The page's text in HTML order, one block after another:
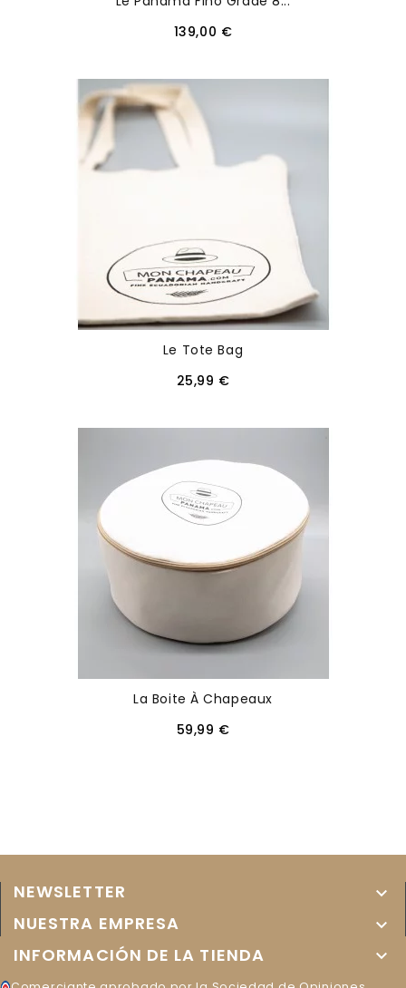
139,00 €
Le Tote Bag
25,99 €
La Boite À Chapeaux
59,99 €
NEWSLETTER 
NUESTRA EMPRESA 
INFORMACIÓN DE LA TIENDA 